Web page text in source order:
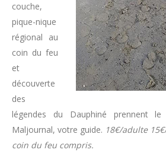
couche,
pique-nique
régional au
coin du feu
et
découverte
des
légendes du Dauphiné prennent le
Maljournal, votre guide. 18€/adulte
coin du feu compris.